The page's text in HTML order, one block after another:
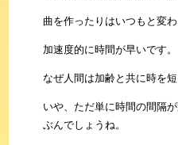
曲を作ったりはいつもと変わ
加速度的に時間が早いです。
なぜ人間は加齢と共に時を
いや、ただ単に時間の間隔
ぶんでしょうね。